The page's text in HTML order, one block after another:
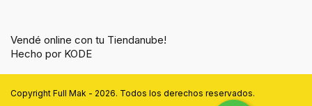
Vendé online con tu Tiendanube!
Hecho por KODE
Copyright Full Mak - 2026. Todos los derechos reservados.